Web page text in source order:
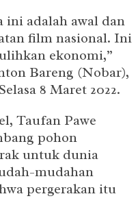
ini adalah awal dan
film nasional. Ini
ekonomi,”
Bareng (Nobar),
8 Maret 2022.
Taufan Pawe
pohon
untuk dunia
mudahan
pergerakan itu